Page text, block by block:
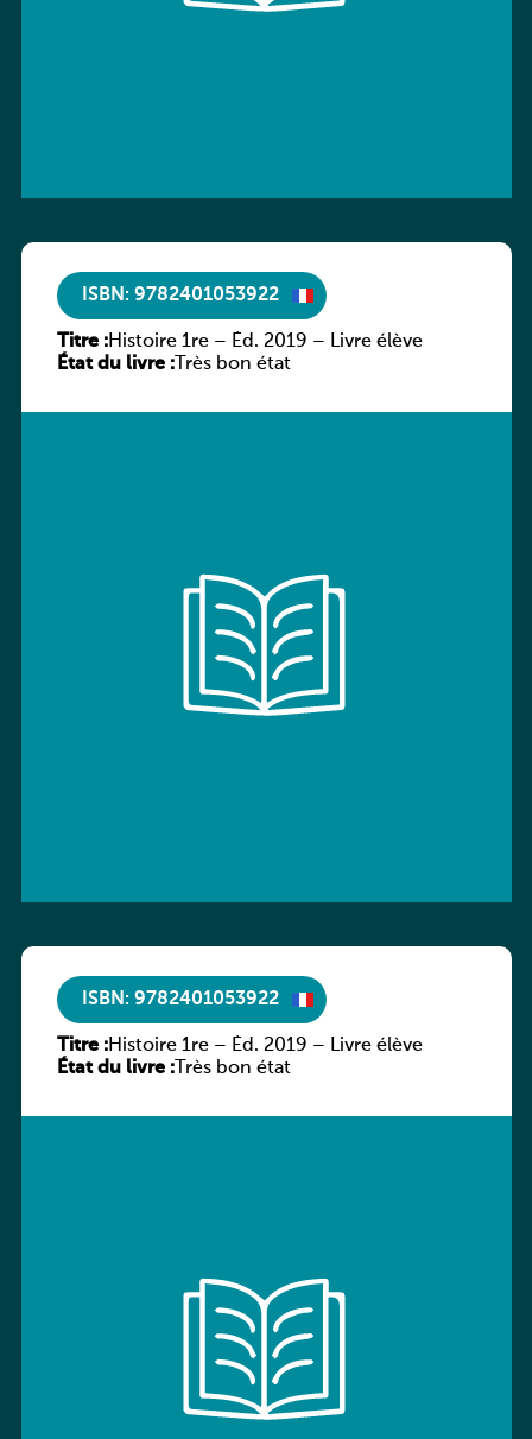
ISBN: 9782401053922
Titre :Histoire 1re – Éd. 2019 – Livre élève
État du livre :Très bon état
ISBN: 9782401053922
Titre :Histoire 1re – Éd. 2019 – Livre élève
État du livre :Très bon état